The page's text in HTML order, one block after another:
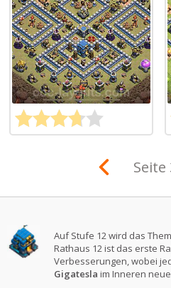
Seite
Auf Stufe 12 wird das
Rathaus 12 ist das erste
Verbesserungen, wobei
Gigatesla im Inneren